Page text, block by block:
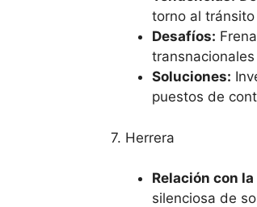
torno al
Desafíos:
Soluciones:
puestos de
7. Herrera
Relación con
silenciosa de